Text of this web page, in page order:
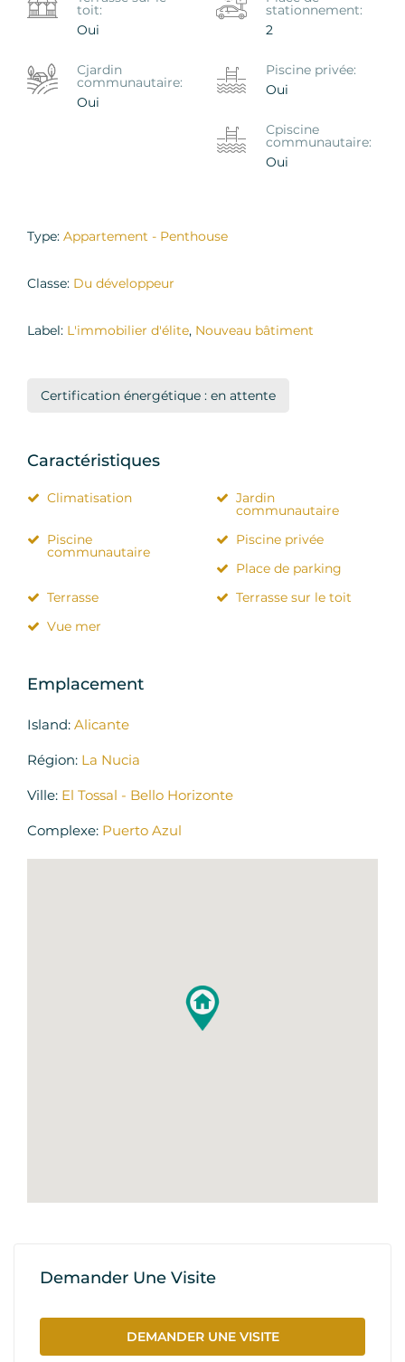
toit:
Oui
stationnement:
2
Сjardin
communautaire:
Oui
Piscine privée:
Oui
Сpiscine
communautaire:
Oui
Type: Appartement - Penthouse
Classe: Du développeur
Label: L'immobilier d'élite, Nouveau bâtiment
Certification énergétique : en attente
Caractéristiques
Climatisation Jardin
communautaire
Piscine
communautaire
Piscine privée
Place de parking
Terrasse
Terrasse sur le toit
Vue mer
Emplacement
Island: Alicante
Région: La Nucia
Ville: El Tossal - Bello Horizonte
Complexe: Puerto Azul
Demander Une Visite
DEMANDER UNE VISITE